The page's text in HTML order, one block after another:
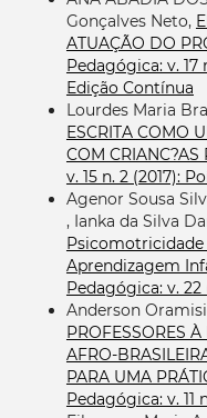
Gonçalves Neto,
ATUAÇÃO DO
Pedagógica: v. 17
Edição Contínua
Lourdes Maria
ESCRITA COMO
COM CRIANC?AS
v. 15 n. 2 (2017):
Agenor Sousa
, Ianka da Silva
Aprendizagem
Pedagógica: v. 22
Anderson
PROFESSORES
AFRO-
PARA UMA
Pedagógica: v. 11